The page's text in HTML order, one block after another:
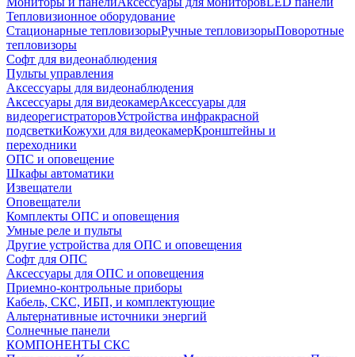
Тепловизионное оборудование
Стационарные тепловизорыРучные тепловизорыПоворотные
тепловизоры
Софт для видеонаблюдения
Пульты управления
Аксессуары для видеонаблюдения
Аксессуары для видеокамерАксессуары для
видеорегистраторовУстройства инфракрасной
подсветкиКожухи для видеокамерКронштейны и
переходники
ОПС и оповещение
Шкафы автоматики
Извещатели
Оповещатели
Комплекты ОПС и оповещения
Умные реле и пульты
Другие устройства для ОПС и оповещения
Софт для ОПС
Аксессуары для ОПС и оповещения
Приемно-контрольные приборы
Кабель, СКС, ИБП, и комплектующие
Альтернативные источники энергий
Солнечные панели
КОМПОНЕНТЫ СКС